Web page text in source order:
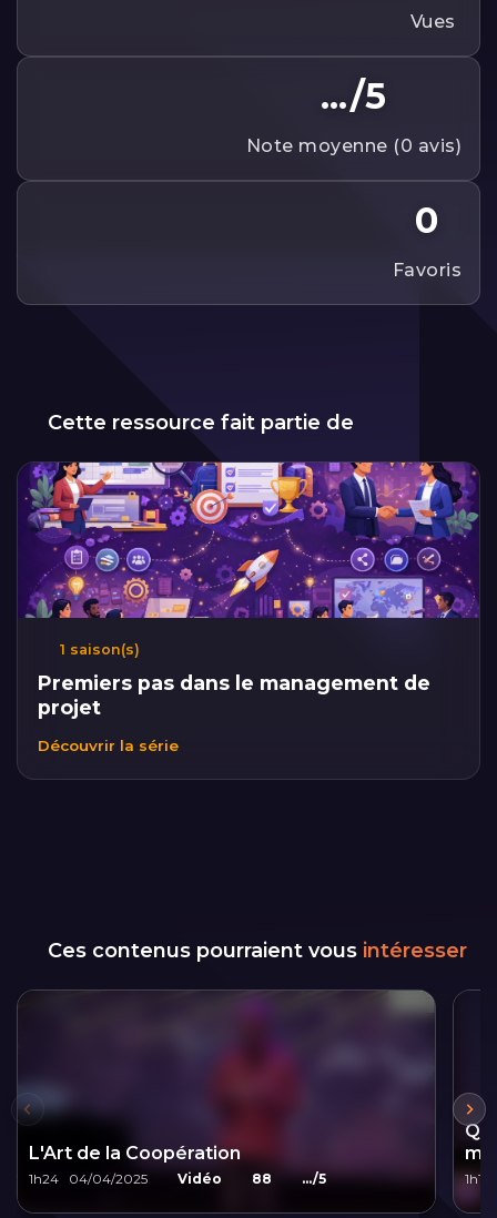
vues
.../5
note moyenne (0 avis)
0
favoris
Cette ressource fait partie de
1 saison(s)
Premiers pas dans le management de
projet
Découvrir la série
Ces contenus pourraient vous intéresser
L'Art de la Coopération
1h24 04/04/2025 Vidéo 88 .../5 1h11